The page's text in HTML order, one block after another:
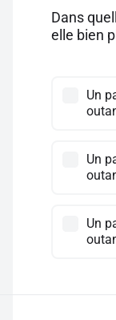
Dans
elle bien
Un
Un
Un